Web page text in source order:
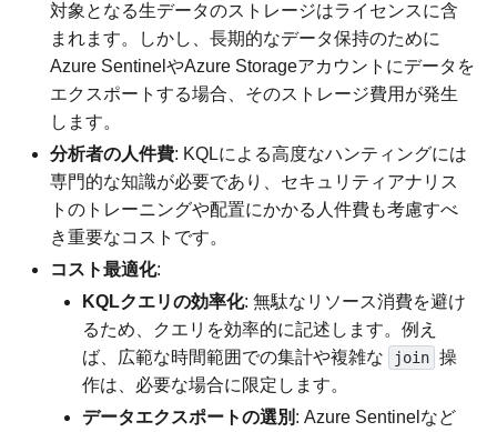
対象となる生データのストレージはライセンスに含
まれます。しかし、長期的なデータ保持のために
Azure SentinelやAzure Storageアカウントにデータを
エクスポートする場合、そのストレージ費用が発生
します。
分析者の人件費: KQLによる高度なハンティングには
専門的な知識が必要であり、セキュリティアナリス
トのトレーニングや配置にかかる人件費も考慮すべ
き重要なコストです。
コスト最適化:
KQLクエリの効率化: 無駄なリソース消費を避け
るため、クエリを効率的に記述します。例え
ば、広範な時間範囲での集計や複雑な
join 操
作は、必要な場合に限定します。
データエクスポートの選別 : Azure Sentinelなど